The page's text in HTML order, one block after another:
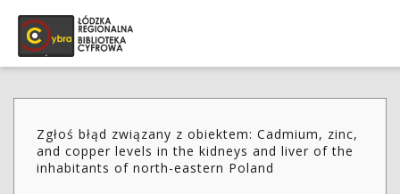
Zgłoś błąd związany z obiektem: Cadmium, zinc,
and copper levels in the kidneys and liver of the
inhabitants of north-eastern Poland